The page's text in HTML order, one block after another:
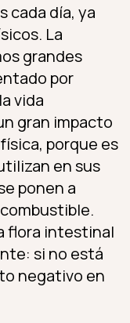
cada día, ya
La
grandes
por
vida
gran impacto
porque es
en sus
ponen a
flora intestinal
si no está
negativo en